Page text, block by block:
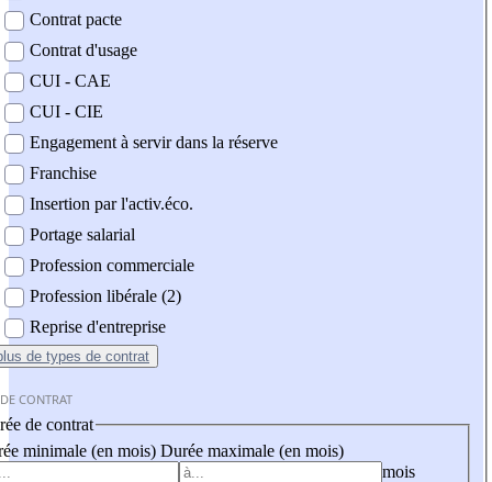
Contrat pacte
Contrat d'usage
CUI - CAE
CUI - CIE
Engagement à servir dans la réserve
Franchise
Insertion par l'activ.éco.
Portage salarial
Profession commerciale
Profession libérale (2)
Reprise d'entreprise
de types de contrat
CONTRAT
de contrat
minimale (en mois) Durée maximale (en mois)
mois